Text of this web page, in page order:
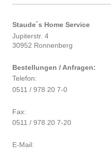
Staude´s Home Service
Jupiterstr. 4
30952 Ronnenberg
Bestellungen / Anfragen:
Telefon:
0511 / 978 20 7-0
Fax:
0511 / 978 20 7-20
E-Mail: